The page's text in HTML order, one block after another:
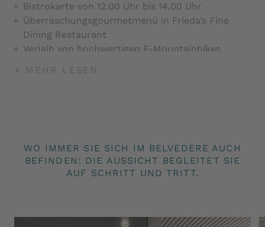
Bistrokarte von 12.00 Uhr bis 14.00 Uhr
Überraschungsgourmetmenü in Frieda’s Fine
Dining Restaurant
Verleih von hochwertigen E-Mountainbikes
gewonnen werden
Ermäßigter Eintritt in der Kletterhalle von
+ MEHR LESEN
WO IMMER SIE SICH IM BELVEDERE AUCH
BEFINDEN: DIE AUSSICHT BEGLEITET SIE
AUF SCHRITT UND TRITT.